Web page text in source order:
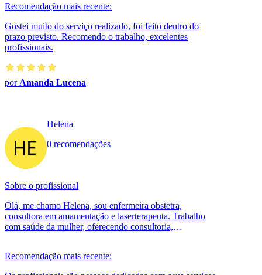
Recomendação mais recente:
Gostei muito do serviço realizado, foi feito dentro do
prazo previsto. Recomendo o trabalho, excelentes
profissionais.
por Amanda Lucena
Helena
0 recomendações
Sobre o profissional
Olá, me chamo Helena, sou enfermeira obstetra,
consultora em amamentação e laserterapeuta. Trabalho
com saúde da mulher, oferecendo consultoria,
Recomendação mais recente: